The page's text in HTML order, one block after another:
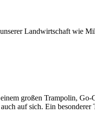
Landwirtschaft wie
großen Trampolin,
auf sich. Ein besonderer